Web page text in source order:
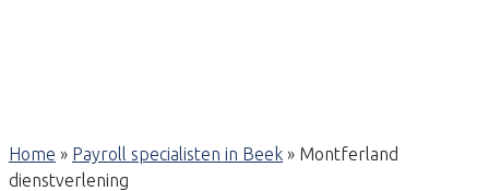
Home » Payroll specialisten in Beek » Montferland
dienstverlening